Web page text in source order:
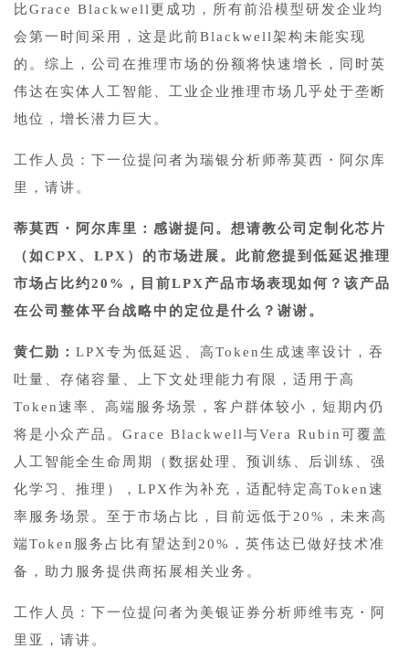
比Grace Blackwell更成功，所有前沿模型研发企业均
会第一时间采用，这是此前Blackwell架构未能实现
的。综上，公司在推理市场的份额将快速增长，同时英
伟达在实体人工智能、工业企业推理市场几乎处于垄断
地位，增长潜力巨大。
工作人员：下一位提问者为瑞银分析师蒂莫西・阿尔库
里，请讲。
蒂莫西・阿尔库里：感谢提问。想请教公司定制化芯片
（如CPX、LPX）的市场进展。此前您提到低延迟推理
市场占比约20%，目前LPX产品市场表现如何？该产品
在公司整体平台战略中的定位是什么？谢谢。
黄仁勋： LPX专为低延迟、高Token生成速率设计，吞
吐量、存储容量、上下文处理能力有限，适用于高
Token速率、高端服务场景，客户群体较小，短期内仍
将是小众产品。Grace Blackwell与Vera Rubin可覆盖
人工智能全生命周期（数据处理、预训练、后训练、强
化学习、推理），LPX作为补充，适配特定高Token速
率服务场景。至于市场占比，目前远低于20%，未来高
端Token服务占比有望达到20%，英伟达已做好技术准
备，助力服务提供商拓展相关业务。
工作人员：下一位提问者为美银证券分析师维韦克・阿
里亚，请讲。